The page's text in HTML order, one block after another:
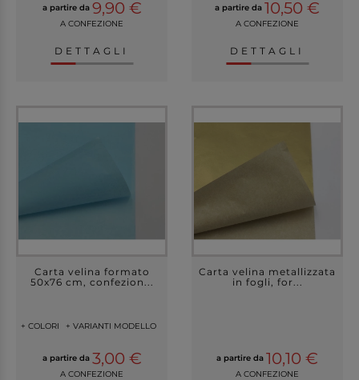
a partire da 9,90 €
A CONFEZIONE
DETTAGLI
a partire da 10,50 €
A CONFEZIONE
DETTAGLI
Carta velina formato
50x76 cm, confezion...
+ COLORI + VARIANTI MODELLO
a partire da 3,00 €
A CONFEZIONE
Carta velina metallizzata
in fogli, for...
a partire da 10,10 €
A CONFEZIONE